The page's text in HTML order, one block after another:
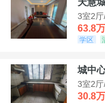
3室2
63.8万
学区
城中
3室2
30.8万